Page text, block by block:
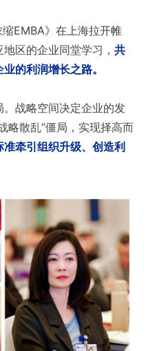
EMBA》在上海拉开帷
区的企业同堂学习， 共
的利润增长之路。
战略空间决定企业的发
略散乱”僵局，实现择高而
准牵引组织升级、创造利